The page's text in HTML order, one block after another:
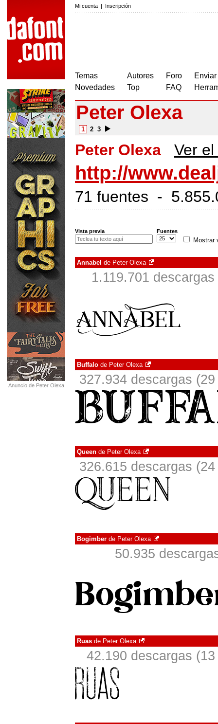
Mi cuenta | Inscripción
Temas
Novedades
Autores
Top
Foro
FAQ
Anuncio de Peter Olexa
Peter Olexa
1 2 3
Peter Olexa Ver
http://
71 fuentes -
Vista previa Fuentes
Mostrar
Annabel de Peter Olexa
1.119.701
Buffalo de Peter Olexa
327.934 descargas
Queen de Peter Olexa
326.615 descargas
Bogimber de Peter Olexa
50.935
Ruas de Peter Olexa
42.190 descargas